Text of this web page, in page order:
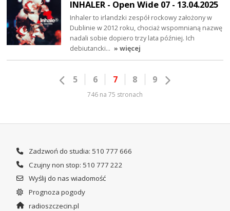
INHALER - Open Wide 07 - 13.04.2025
Inhaler to irlandzki zespół rockowy założony w
Dublinie w 2012 roku, chociaż wspomnianą nazwę
nadali sobie dopiero trzy lata później. Ich
debiutancki… » więcej
5 6 7 8 9
746 na 75 stronach
Zadzwoń do studia: 510 777 666
Czujny non stop: 510 777 222
Wyślij do nas wiadomość
Prognoza pogody
radioszczecin.pl